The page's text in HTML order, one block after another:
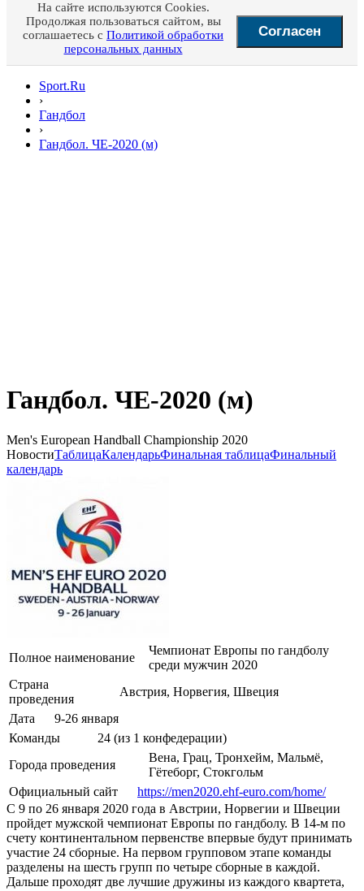
На сайте используются Cookies.
Продолжая пользоваться сайтом, вы
соглашаетесь с Политикой обработки
персональных данных
Согласен
Sport.Ru
›
Гандбол
›
Гандбол. ЧЕ-2020 (м)
Гандбол. ЧЕ-2020 (м)
Men's European Handball Championship 2020
НовостиТаблицаКалендарьФинальная таблицаФинальный
календарь
Полное наименование
Чемпионат Европы по гандболу
среди мужчин 2020
Страна
проведения
Австрия, Норвегия, Швеция
Дата
9-26 января
Команды
24 (из 1 конфедерации)
Города проведения
Вена, Грац, Тронхейм, Мальмё,
Гётеборг, Стокгольм
Официальный сайт
https://men2020.ehf-euro.com/home/
С 9 по 26 января 2020 года в Австрии, Норвегии и Швеции
пройдет мужской чемпионат Европы по гандболу. В 14-м по
счету континентальном первенстве впервые будут принимать
участие 24 сборные. На первом групповом этапе команды
разделены на шесть групп по четыре сборные в каждой.
Дальше проходят две лучшие дружины из каждого квартета,